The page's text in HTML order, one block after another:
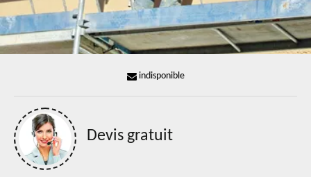
indisponible
Devis gratuit